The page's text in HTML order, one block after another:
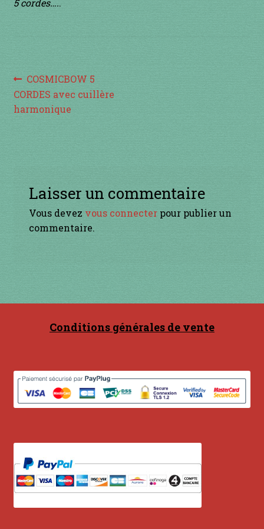
CERFS VOLANTS
Comment jouer de la guimbarde….
Conditions générales de ventes et mentions
légales
en bambou
en bronze
en laiton
en plastique
5 cordes…..
Navigation
de
Article
précédent :
COSMICBOW 5
CORDES avec cuillère
harmonique
Laisser un commentaire
Vous devez vous connecterpour publier un
commentaire.
Conditions générales de vente